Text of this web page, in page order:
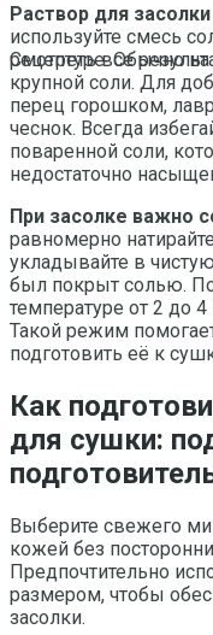
Смотреть все
Раствор для
используйте смесь
рецептуре. Обычно
крупной соли. Для
перец горошком,
чеснок. Всегда
поваренной соли,
недостаточно
При засолке важно
равномерно
укладывайте в
был покрыт солью.
температуре от 2 до
Такой режим
подготовить её к
Как
для сушки:
Выберите свежего
кожей без
Предпочтительно
размером, чтобы
засолки.